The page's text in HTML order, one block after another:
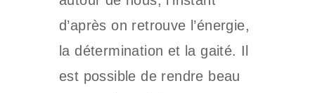
d’après on retrouve l’énergie,
la détermination et la gaité. Il
est possible de rendre beau